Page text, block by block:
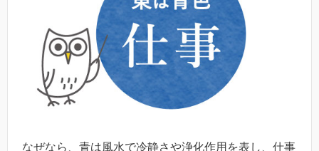
なぜなら、青は風水で冷静さや浄化作用を表し、仕事